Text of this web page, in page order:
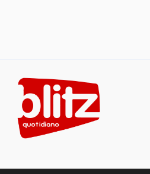
content